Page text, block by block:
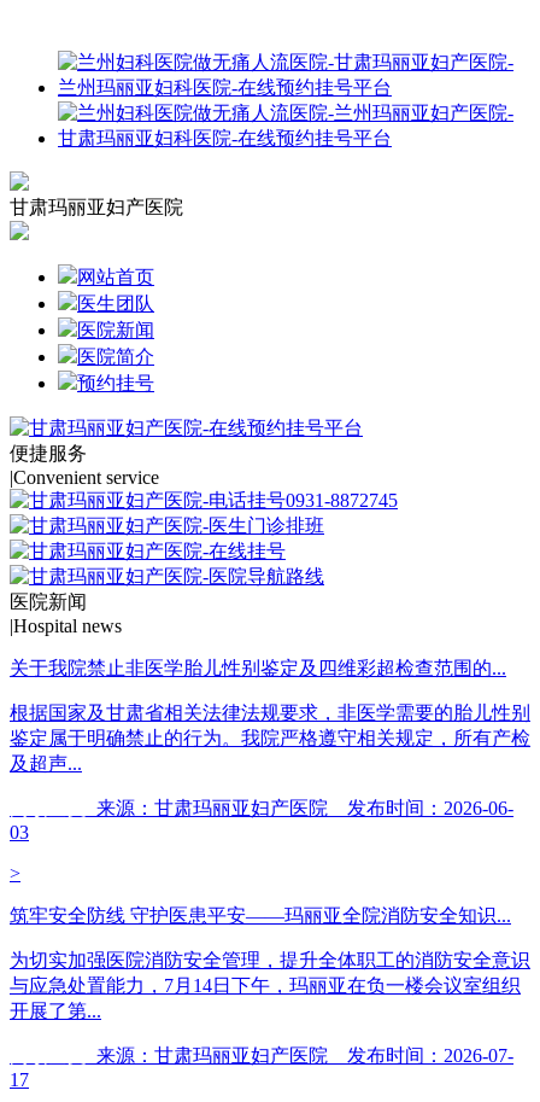
甘肃玛丽亚妇产医院
网站首页
医生团队
医院新闻
医院简介
预约挂号
便捷服务
|Convenient service
医院新闻
|Hospital news
关于我院禁止非医学胎儿性别鉴定及四维彩超检查范围的...
根据国家及甘肃省相关法律法规要求，非医学需要的胎儿性别
鉴定属于明确禁止的行为。我院严格遵守相关规定，所有产检
及超声...
来源：甘肃玛丽亚妇产医院 发布时间：2026-06-
03
>
筑牢安全防线 守护医患平安——玛丽亚全院消防安全知识...
为切实加强医院消防安全管理，提升全体职工的消防安全意识
与应急处置能力，7月14日下午，玛丽亚在负一楼会议室组织
开展了第...
来源：甘肃玛丽亚妇产医院 发布时间：2026-07-
17